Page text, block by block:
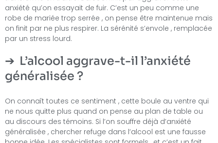
anxiété qu’on essayait de fuir. C’est un peu comme une
robe de mariée trop serrée , on pense être maintenue mais
on finit par ne plus respirer. La sérénité s’envole , remplacée
par un stress lourd.
L’alcool aggrave-t-il l’anxiété
généralisée ?
On connaît toutes ce sentiment , cette boule au ventre qui
ne nous quitte plus quand on pense au plan de table ou
au discours des témoins. Si l’on souffre déjà d’anxiété
généralisée , chercher refuge dans l’alcool est une fausse